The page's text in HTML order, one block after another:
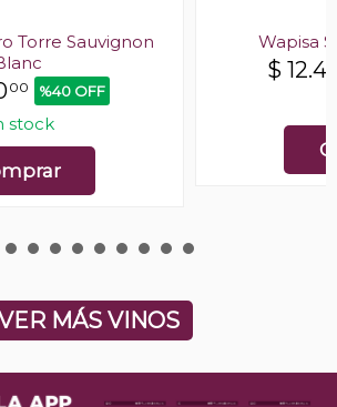
Torre Sauvignon
00 %40 OFF
stock
Wapisa
$
MÁS VINOS